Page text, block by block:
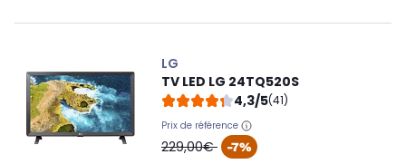
LG
TV LED LG 24TQ520S
4,3/5(41)
Prix de référence
oldPrice
229,00€ -7%